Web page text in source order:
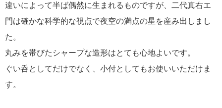
違いによって半ば偶然に生まれるものですが、二代真右エ
門は確かな科学的な視点で夜空の満点の星を産み出しまし
た。
丸みを帯びたシャープな造形はとても心地よいです。
ぐい呑としてだけでなく、小付としてもお使いいただけま
す。